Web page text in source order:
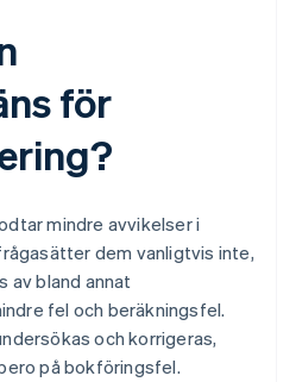
för
mindre avvikelser i
dem vanligtvis inte,
av bland annat
fel och beräkningsfel.
och korrigeras,
på bokföringsfel.